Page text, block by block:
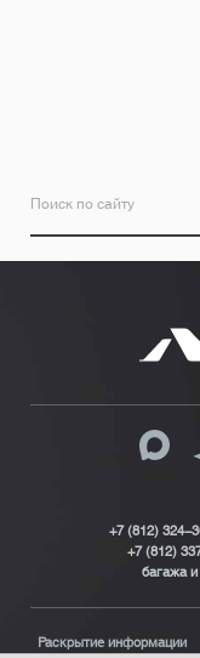
+7 (812) 324-
+7 (812)
багажа
Раскрытие информации